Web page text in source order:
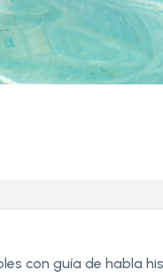
con guía de habla